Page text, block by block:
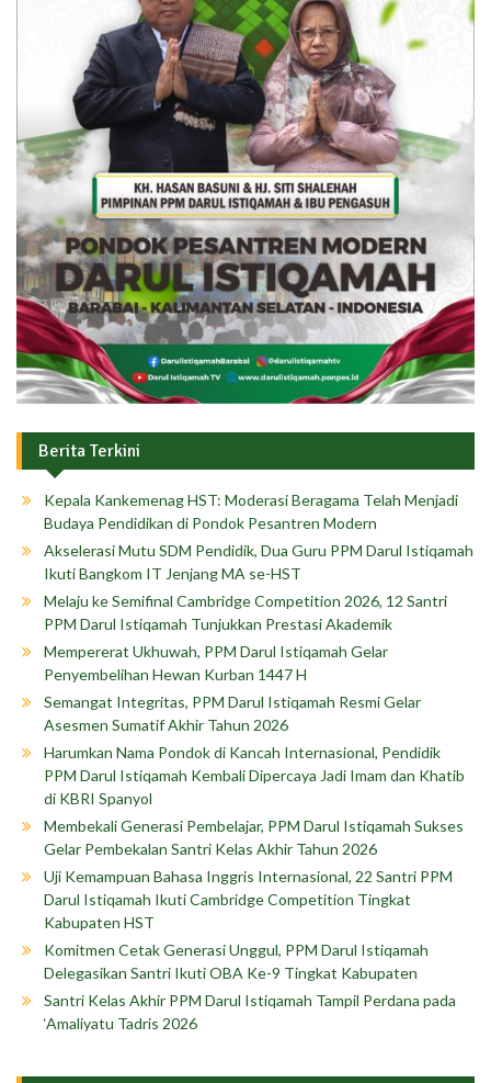
Berita Terkini
Kepala Kankemenag HST: Moderasi Beragama Telah Menjadi
Budaya Pendidikan di Pondok Pesantren Modern
Akselerasi Mutu SDM Pendidik, Dua Guru PPM Darul Istiqamah
Ikuti Bangkom IT Jenjang MA se-HST
Melaju ke Semifinal Cambridge Competition 2026, 12 Santri
PPM Darul Istiqamah Tunjukkan Prestasi Akademik
Mempererat Ukhuwah, PPM Darul Istiqamah Gelar
Penyembelihan Hewan Kurban 1447 H
Semangat Integritas, PPM Darul Istiqamah Resmi Gelar
Asesmen Sumatif Akhir Tahun 2026
Harumkan Nama Pondok di Kancah Internasional, Pendidik
PPM Darul Istiqamah Kembali Dipercaya Jadi Imam dan Khatib
di KBRI Spanyol
Membekali Generasi Pembelajar, PPM Darul Istiqamah Sukses
Gelar Pembekalan Santri Kelas Akhir Tahun 2026
Uji Kemampuan Bahasa Inggris Internasional, 22 Santri PPM
Darul Istiqamah Ikuti Cambridge Competition Tingkat
Kabupaten HST
Komitmen Cetak Generasi Unggul, PPM Darul Istiqamah
Delegasikan Santri Ikuti OBA Ke-9 Tingkat Kabupaten
Santri Kelas Akhir PPM Darul Istiqamah Tampil Perdana pada
‘Amaliyatu Tadris 2026